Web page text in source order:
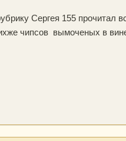
Сергея 155 прочитал
чипсов вымоченых в